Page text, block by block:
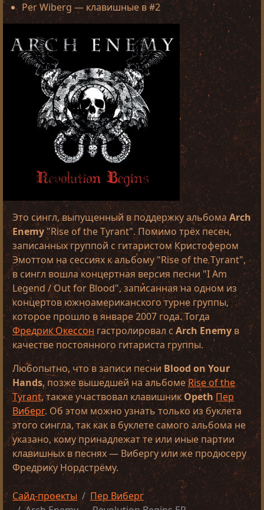
Per Wiberg — клавишные в #2
Это сингл, выпущенный в поддержку альбома Arch
Enemy"Rise of the Tyrant". Помимо трёх песен,
записанных группой с гитаристом Кристофером
Эмоттом на сессиях к альбому "Rise of the Tyrant",
в сингл вошла концертная версия песни "I Am
Legend / Out for Blood", записанная на одном из
концертов южноамериканского турне группы,
которое прошло в январе 2007 года. Тогда
Фредрик Окессон гастролировал сArch Enemy в
качестве постоянного гитариста группы.
Любопытно, что в записи песниBlood on Your
Hands, позже вышедшей на альбомеRise of the
Tyrant, также участвовал клавишникOpeth Пер
Виберг. Об этом можно узнать только из буклета
этого сингла, так как в буклете самого альбома не
указано, кому принадлежат те или иные партии
клавишных в песнях — Вибергу или же продюсеру
Фредрику Нордстрёму.
Сайд-проекты
Пер Виберг